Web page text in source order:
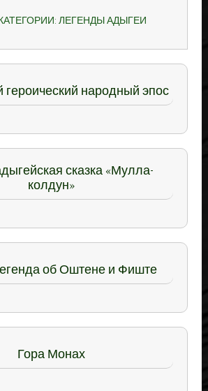
ЛЕГЕНДЫ АДЫГЕИ
героический народный эпос
сказка «Мулла-
колдун»
об Оштене и Фиште
Гора Монах